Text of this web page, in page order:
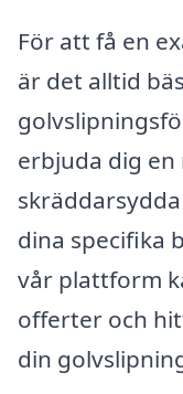
För att få en
är det alltid
erbjuda dig
dina specifika
vår plattform
offerter och
din